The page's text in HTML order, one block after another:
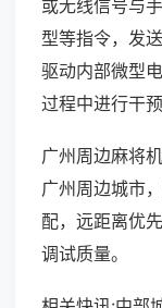
或无线信号与
型等指令，发
驱动内部微型
过程中进行干
广州周边麻将
广州周边城市
配，远距离优
调试质量。